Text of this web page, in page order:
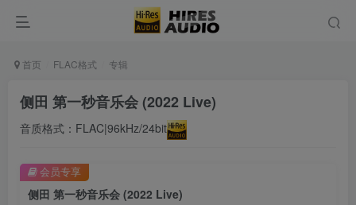
首页 FLAC格式 专辑
侧田 第一秒音乐会 (2022 Live)
音质格式：FLAC|96kHz/24bit
侧田 第一秒音乐会 (2022 Live)
会员专享